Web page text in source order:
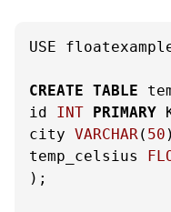
USE
CREATE TABLE
id INT PRIMARY
city VARCHAR( 50
temp_celsius
);